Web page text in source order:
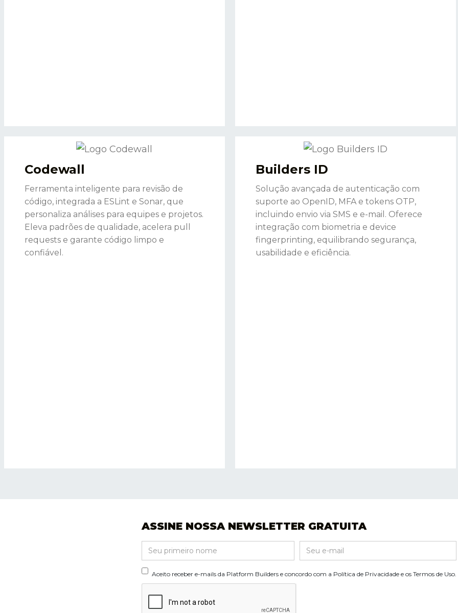
Codewall
Ferramenta inteligente para revisão de
código, integrada a ESLint e Sonar, que
personaliza análises para equipes e projetos.
Eleva padrões de qualidade, acelera pull
requests e garante código limpo e
confiável.
Builders ID
Solução avançada de autenticação com
suporte ao OpenID, MFA e tokens OTP,
incluindo envio via SMS e e-mail. Oferece
integração com biometria e device
fingerprinting, equilibrando segurança,
usabilidade e eficiência.
ASSINE NOSSA NEWSLETTER GRATUITA
Aceito receber e-mails da Platform Builders e concordo com a Política de Privacidade e os Termos de Uso.